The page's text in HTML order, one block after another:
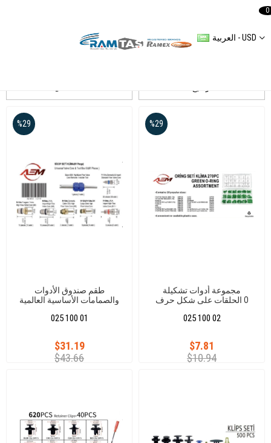
العربية - USD
0
طقم صندوق الأدوات
والصمامات الأساسية العالمية
025 100 01
$31.19
$43.66
%29
مجموعة أدوات تشكيلة
الحلقات على شكل حرف O
025 100 02
$7.81
$10.94
%29